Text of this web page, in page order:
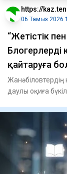
https://
06 Тамыз 2026
“Жетістік
қайтаруға
даулы оқиға